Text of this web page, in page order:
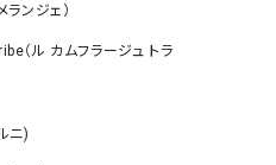
ランジェ）
（ル カムフラージュ トラ
ニ)